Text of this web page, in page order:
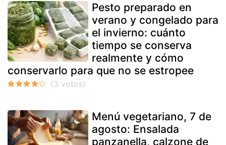
Pesto preparado en
verano y congelado para
el invierno: cuánto
tiempo se conserva
realmente y cómo
conservarlo para que no se estropee
Menú vegetariano, 7 de
agosto: Ensalada
panzanella, calzone de